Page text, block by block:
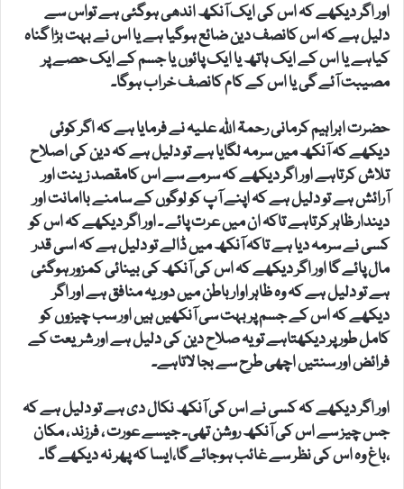
اور اگر دیکھے کہ اس کی ایک آنکھ اندھی ہوگئی ہے تواس سے
دلیل ہے کہ اس کانصف دین ضائع ہوگیا ہے یا اس نے بہت بڑا گناہ
کیاہے یا اس کے ایک ہاتھ یا ایک پائوں یا جسم کے ایک حصے پر
مصیبت آئے گی یا اس کے کام کانصف خراب ہوگا۔
حضرت ابراہیم کرمانی رحمۃ اللہ علیہ نے فرمایا ہے کہ اگر کوئی
دیکھے کہ آنکھ میں سرمہ لگایا ہے تو دلیل ہے کہ دین کی اصلاح
تلاش کرتاہے اور اگر دیکھے کہ سرمے سے اس کامقصد زینت اور
آرائش ہے تو دلیل ہے کہ اپنے آپ کو لوگوں کے سامنے باامانت اور
دیندار ظاہر کرتاہے تاکہ ان میں عرت پائے ۔ اور اگر دیکھے کہ اس کو
کسی نے سرمہ دیا ہے تاکہ آنکھ میں ڈالے تو دلیل ہے کہ اسی قدر
مال پائے گا اور اگر دیکھے کہ اس کی آنکھ کی بینائی کمزور ہوگئی
ہے تو دلیل ہے کہ وہ ظاہر اوار باطن میں دور یہ منافق ہے اور اگر
دیکھے کہ اس کے جسم پر بہت سی آنکھیں ہیں اور سب چیزوں کو
کامل طور پر دیکھتاہے تو یہ صلاح دین کی دلیل ہے اور شریعت کے
فرائض اور سنتیں اچھی طرح سے بجا لاتاہے۔
اور اگر دیکھے کہ کسی نے اس کی آنکھ نکال دی ہے تو دلیل ہے کہ
جس چیز سے اس کی آنکھ روشن تھی۔ جیسے عورت ، فرزند ، مکان
،باغ وہ اس کی نظر سے غائب ہوجائے گا،ایسا کہ پھر نہ دیکھے گا۔